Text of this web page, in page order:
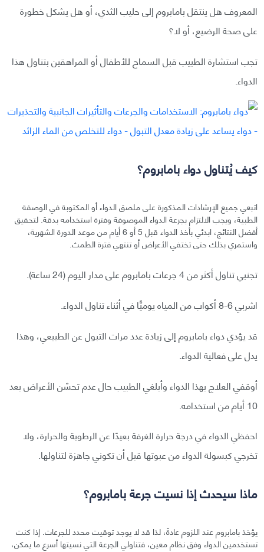
المعروف هل ينتقل بامابروم إلى حليب الثدي، أو هل يشكل خطورة
على صحة الرضيع، أو لا؟
تجب استشارة الطبيب قبل السماح للأطفال أو المراهقين بتناول هذا
الدواء.
كيف يُتناول دواء بامابروم؟
اتبعي جميع الإرشادات المذكورة على ملصق الدواء أو المكتوبة في الوصفة
الطبية، ويجب الالتزام بجرعة الدواء الموصوفة وفترة استخدامه بدقة. لتحقيق
أفضل النتائج، ابدئي بأخذ الدواء قبل 5 أو 6 أيام من موعد الدورة الشهرية،
واستمري بذلك حتى تختفي الأعراض أو تنتهي فترة الطمث.
تجنبي تناول أكثر من 4 جرعات بامابروم على مدار اليوم (24 ساعة).
اشربي 6-8 أكواب من المياه يوميًّا في أثناء تناول الدواء.
قد يؤدي دواء بامابروم إلى زيادة عدد مرات التبول عن الطبيعي، وهذا
يدل على فعالية الدواء.
أوقفي العلاج بهذا الدواء وأبلغي الطبيب حال عدم تحسّن الأعراض بعد
10 أيام من استخدامه.
احفظي الدواء في درجة حرارة الغرفة بعيدًا عن الرطوبة والحرارة، ولا
تخرجي كبسولة الدواء من عبوتها قبل أن تكوني جاهزة لتناولها.
ماذا سيحدث إذا نسيت جرعة بامابروم؟
يؤخذ بامابروم عند اللزوم عادةً، لذا قد لا يوجد توقيت محدد للجرعات. إذا كنت
تستخدمين الدواء وفق نظام معين، فتناولي الجرعة التي نسيتها أسرع ما يمكن،